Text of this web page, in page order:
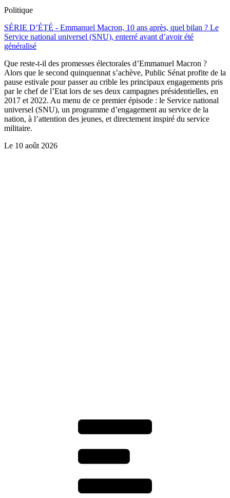
Politique
SÉRIE D’ÉTÉ - Emmanuel Macron, 10 ans après, quel bilan ? Le
Service national universel (SNU), enterré avant d’avoir été
généralisé
Que reste-t-il des promesses électorales d’Emmanuel Macron ?
Alors que le second quinquennat s’achève, Public Sénat profite de la
pause estivale pour passer au crible les principaux engagements pris
par le chef de l’Etat lors de ses deux campagnes présidentielles, en
2017 et 2022. Au menu de ce premier épisode : le Service national
universel (SNU), un programme d’engagement au service de la
nation, à l’attention des jeunes, et directement inspiré du service
militaire.
Le 10 août 2026